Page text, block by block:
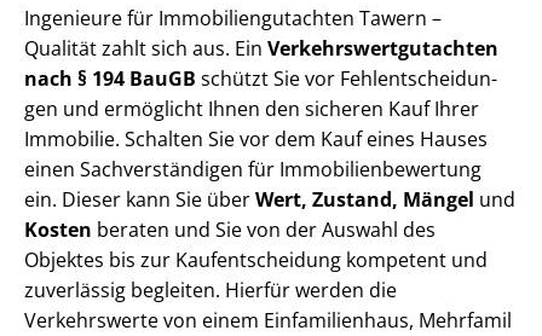
Ingenieure für Im­mo­bi­li­en­gut­ach­ten Tawern –
Qualität zahlt sich aus. Ein Ver­kehrs­wert­gut­ach­ten
nach § 194 BauGB schützt Sie vor Fehl­ent­schei­dun­
gen und ermöglicht Ihnen den sicheren Kauf Ihrer
Immobilie. Schalten Sie vor dem Kauf eines Hauses
einen Sach­ver­stän­di­gen für Im­mo­bi­li­en­be­wer­tung
ein. Dieser kann Sie überWert, Zustand, Mängel und
Kosten beraten und Sie von der Auswahl des
Objektes bis zur Kauf­ent­schei­dung kompetent und
zuverlässig begleiten. Hierfür werden die
Verkehrswerte von einem Einfamilienhaus, Mehr­fa­mi­l